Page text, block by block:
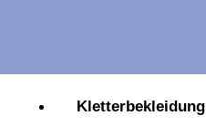
Kletterbekleidung